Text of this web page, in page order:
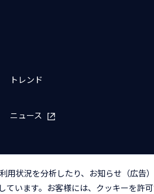
トレンド
ニュース
状況を分析したり、お知らせ（広告
います。お客様には、クッキーを許